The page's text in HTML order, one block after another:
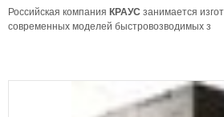
Российская компания КРАУС занимается
современных моделей быстровозводимых з